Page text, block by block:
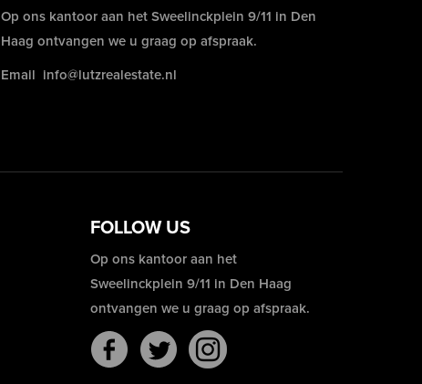
Op ons kantoor aan het Sweelinckplein 9/11 in Den
Haag ontvangen we u graag op afspraak.
Email info@lutzrealestate.nl
FOLLOW US
Op ons kantoor aan het
Sweelinckplein 9/11 in Den Haag
ontvangen we u graag op afspraak.